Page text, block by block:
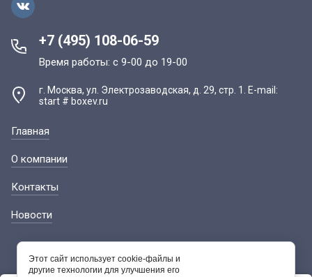
+7 (495) 108-06-59
Время работы: с 9-00 до 19-00
г. Москва, ул. Электрозаводская, д. 29, стр. 1. E-mail:
start # boxev.ru
Главная
О компании
Контакты
Новости
Этот сайт использует cookie-файлы и
другие технологии для улучшения его